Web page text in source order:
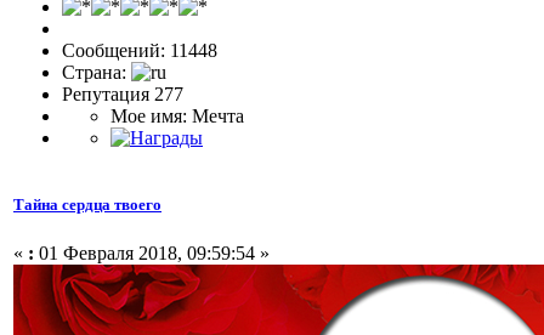
Сообщений: 11448
Страна:
Репутация 277
Мое имя: Мечта
Тайна сердца твоего
« : 01 Февраля 2018, 09:59:54 »